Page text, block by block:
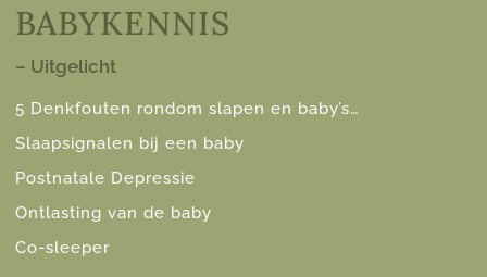
BABYKENNIS
– Uitgelicht
5 Denkfouten rondom slapen en baby’s…
Slaapsignalen bij een baby
Postnatale Depressie
Ontlasting van de baby
Co-sleeper